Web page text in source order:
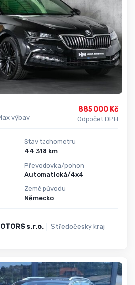
výbav
885 000 Kč
Odpočet DPH
Stav tachometru
44 318 km
Převodovka/pohon
Automatická/4x4
Země původu
Německo
s.r.o. Středočeský kraj